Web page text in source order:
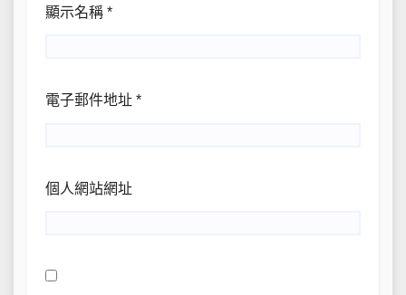
顯示名稱 *
電子郵件地址 *
個人網站網址